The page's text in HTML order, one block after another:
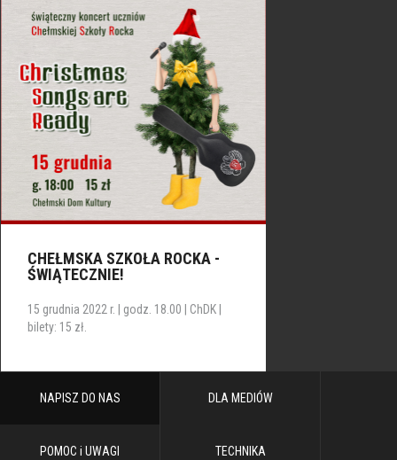
CHEŁMSKA SZKOŁA ROCKA -
ŚWIĄTECZNIE!
15 grudnia 2022 r. | godz. 18.00 | ChDK |
bilety: 15 zł.
NAPISZ DO NAS DLA MEDIÓW
POMOC i UWAGI TECHNIKA